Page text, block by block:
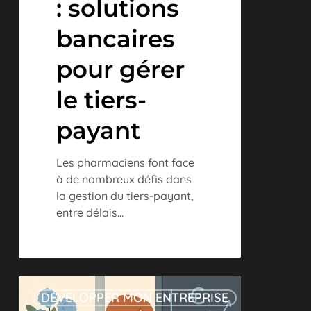
: solutions
bancaires
pour gérer
le tiers-
payant
Les pharmaciens font face
à de nombreux défis dans
la gestion du tiers-payant,
entre délais…
DÉVELOPPER MON ENTREPRISE